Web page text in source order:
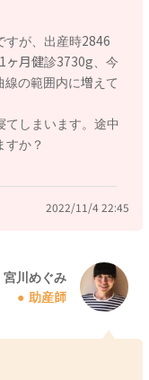
のもいいと思いま
と思いますよ。
2022/11/4 21:40
すが、出産時2846
ヶ月健診3730g、今
の範囲内に増えて
てしまいます。途中
すか？
2022/11/4 22:45
宮川めぐみ
助産師